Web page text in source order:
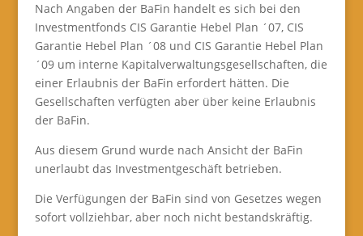
Nach Angaben der BaFin handelt es sich bei den
Investmentfonds CIS Garantie Hebel Plan ´07, CIS
Garantie Hebel Plan ´08 und CIS Garantie Hebel Plan
´09 um interne Kapitalverwaltungsgesellschaften, die
einer Erlaubnis der BaFin erfordert hätten. Die
Gesellschaften verfügten aber über keine Erlaubnis
der BaFin.
Aus diesem Grund wurde nach Ansicht der BaFin
unerlaubt das Investmentgeschäft betrieben.
Die Verfügungen der BaFin sind von Gesetzes wegen
sofort vollziehbar, aber noch nicht bestandskräftig.